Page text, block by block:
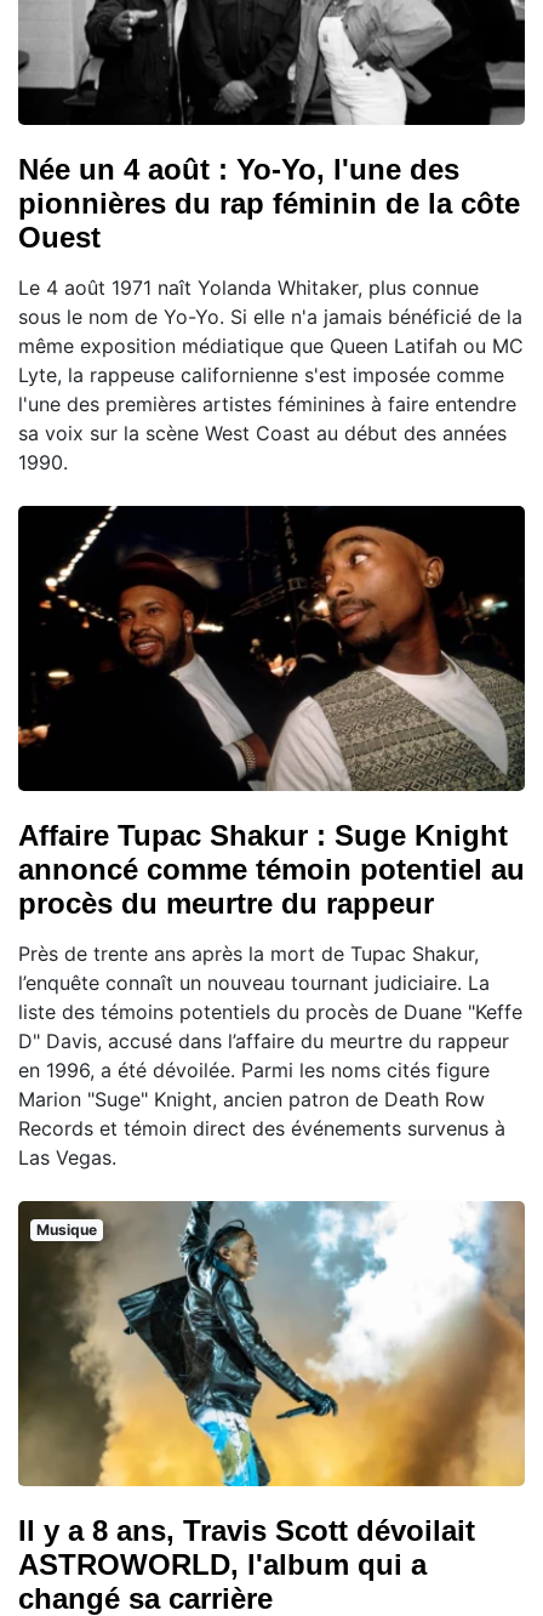
Née un 4 août : Yo-Yo, l'une des
pionnières du rap féminin de la côte
Ouest
Le 4 août 1971 naît Yolanda Whitaker, plus connue
sous le nom de Yo-Yo. Si elle n'a jamais bénéficié de la
même exposition médiatique que Queen Latifah ou MC
Lyte, la rappeuse californienne s'est imposée comme
l'une des premières artistes féminines à faire entendre
sa voix sur la scène West Coast au début des années
1990.
Affaire Tupac Shakur : Suge Knight
annoncé comme témoin potentiel au
procès du meurtre du rappeur
Près de trente ans après la mort de Tupac Shakur,
l’enquête connaît un nouveau tournant judiciaire. La
liste des témoins potentiels du procès de Duane "Keffe
D" Davis, accusé dans l’affaire du meurtre du rappeur
en 1996, a été dévoilée. Parmi les noms cités figure
Marion "Suge" Knight, ancien patron de Death Row
Records et témoin direct des événements survenus à
Las Vegas.
Musique
Il y a 8 ans, Travis Scott dévoilait
ASTROWORLD, l'album qui a
changé sa carrière